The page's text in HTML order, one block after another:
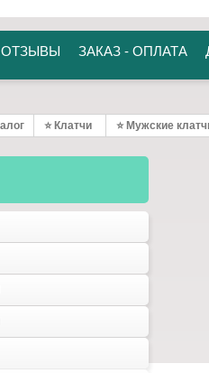
ОТЗЫВЫ ЗАКАЗ - ОПЛАТА
⭐ Клатчи ⭐ Мужские